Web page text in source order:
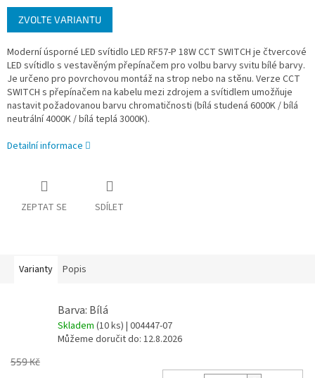
Měrná
cena:
ZVOLTE VARIANTU
Moderní úsporné LED svítidlo LED RF57-P 18W CCT SWITCH je čtvercové
LED svítidlo s vestavěným přepínačem pro volbu barvy svitu bílé barvy.
Je určeno pro povrchovou montáž na strop nebo na stěnu. Verze CCT
SWITCH s přepínačem na kabelu mezi zdrojem a svítidlem umožňuje
nastavit požadovanou barvu chromatičnosti (bílá studená 6000K / bílá
neutrální 4000K / bílá teplá 3000K).
Detailní informace
ZEPTAT SE SDÍLET
Varianty Popis
Barva: Bílá
Skladem (10 ks) | 004447-07
Můžeme doručit do: 12.8.2026
559 Kč